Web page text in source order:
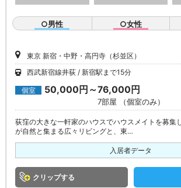
○男性 ○女性
東京 新宿・中野・高円寺（杉並区）
西武新宿線井荻
新宿駅まで15分
個室 50,000円～76,000円
7部屋 （個室のみ）
荻窪の大きな一軒家のハウスでハウスメイトを募集
が自然と集まる広々リビングと、東…
入居者データ
クリップ